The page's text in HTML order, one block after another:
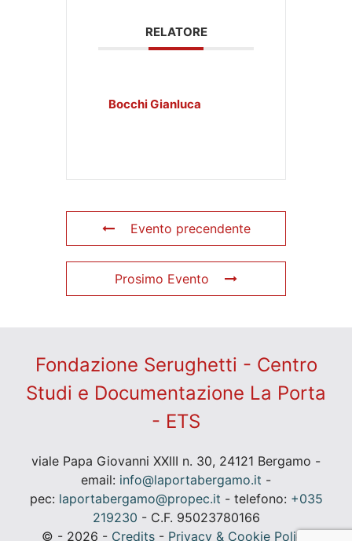
RELATORE
Bocchi Gianluca
Evento precendente
Prosimo Evento
Fondazione Serughetti - Centro
Studi e Documentazione La Porta
- ETS
viale Papa Giovanni XXIII n. 30, 24121 Bergamo -
email: info@laportabergamo.it -
pec: laportabergamo@propec.it - telefono: +035
219230 - C.F. 95023780166
© - 2026 - Credits - Privacy & Cookie Policy